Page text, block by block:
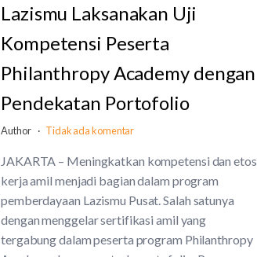
Lazismu Laksanakan Uji
Kompetensi Peserta
Philanthropy Academy dengan
Pendekatan Portofolio
Author Tidak ada komentar
JAKARTA – Meningkatkan kompetensi dan etos
kerja amil menjadi bagian dalam program
pemberdayaan Lazismu Pusat. Salah satunya
dengan menggelar sertifikasi amil yang
tergabung dalam peserta program Philanthropy